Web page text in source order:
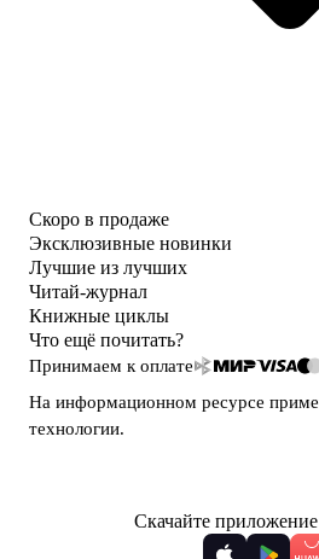
Скоро в продаже
Эксклюзивные новинки
Лучшие из лучших
Читай-журнал
Книжные циклы
Что ещё почитать?
Принимаем к оплате
На информационном ресурсе
технологии.
Скачайте